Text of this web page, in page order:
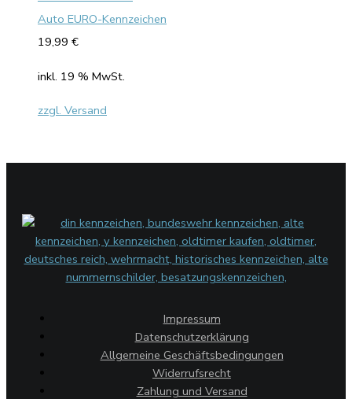
Auto EURO-Kennzeichen
19,99 €
inkl. 19 % MwSt.
zzgl. Versand
Impressum
Datenschutzerklärung
Allgemeine Geschäftsbedingungen
Widerrufsrecht
Zahlung und Versand